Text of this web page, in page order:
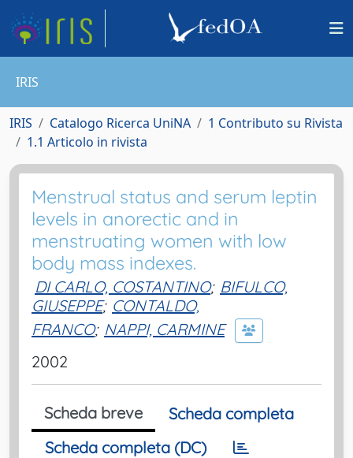
IRIS
IRIS Catalogo Ricerca UniNA
1 Contributo su Rivista
1.1 Articolo in rivista
Menstrual status and serum leptin
levels in anorectic and in
menstruating women with low
body mass indexes.
DI CARLO, COSTANTINO; BIFULCO,
GIUSEPPE; CONTALDO,
FRANCO; NAPPI, CARMINE
2002
Scheda breve
Scheda completa
Scheda completa (DC)